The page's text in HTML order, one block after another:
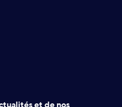
et de nos